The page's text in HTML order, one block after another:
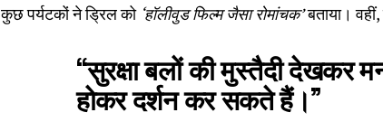
कुछ पर्यटकों ने ड्रिल को ‘हॉलीवुड फिल्म जैसा रोमांचक’बताया।
“सुरक्षा बलों की मुस्तैदी देखकर
होकर दर्शन कर सकते हैं।”